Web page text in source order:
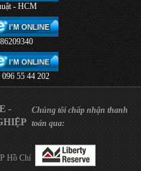
- HCM
55 44 202
-
Hồ Chí
Chúng tôi chấp nhận thanh
toán qua: